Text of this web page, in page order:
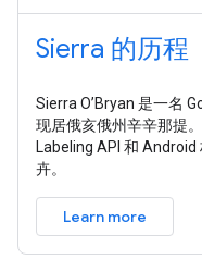
Sierra 的历程
Sierra O’Bryan 是一名
现居俄亥俄州辛辛那提
Labeling API 和
卉。
Learn more